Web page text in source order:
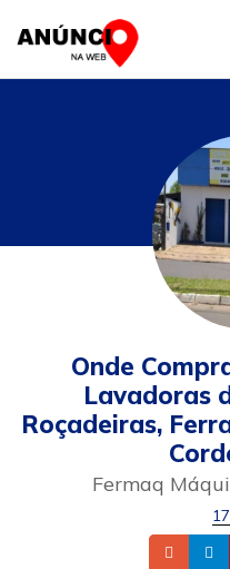
Onde
Lavadoras
Roçadeiras,
Fermaq